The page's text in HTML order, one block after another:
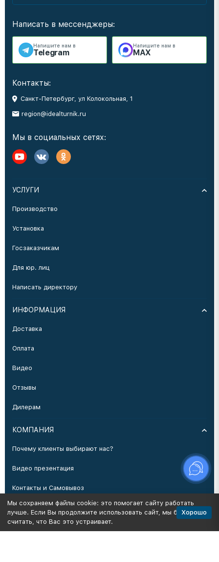
Написать в мессенджеры:
Напишите нам в
Telegram
Напишите нам в
MAX
Контакты:
Санкт-Петербург, ул Колокольная, 1
region@idealturnik.ru
Мы в социальных сетях:
УСЛУГИ
Производство
Установка
Госзаказчикам
Для юр. лиц
Написать директору
ИНФОРМАЦИЯ
Доставка
Оплата
Видео
Отзывы
Дилерам
КОМПАНИЯ
Почему клиенты выбирают нас?
Видео презентация
Контакты и Самовывоз
Производство
Мы сохраняем файлы cookie: это помогает сайту работать
лучше. Если Вы продолжите использовать сайт, мы будем
считать, что Вас это устраивает.
Хорошо